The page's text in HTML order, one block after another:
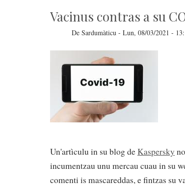
servìtziu
mannu
de
"cloud"
Vacinus contras a su
De Sardumàticu - Lun, 08/03/2021 -
Un'artìculu in su blog deKaspersky
incumentzau unu mercau cuau in su
comenti is mascareddas, e fintzas su